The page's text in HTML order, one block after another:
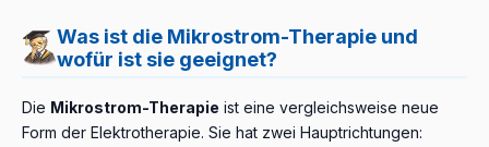
Was ist die Mikrostrom-Therapie und
wofür ist sie geeignet?
Die Mikrostrom-Therapie ist eine vergleichsweise neue
Form der Elektrotherapie. Sie hat zwei Hauptrichtungen: